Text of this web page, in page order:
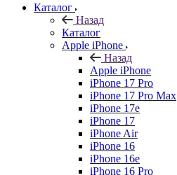
Каталог
Назад
Каталог
Apple iPhone
Назад
Apple iPhone
iPhone 17 Pro
iPhone 17 Pro Max
iPhone 17e
iPhone 17
iPhone Air
iPhone 16
iPhone 16e
iPhone 16 Pro